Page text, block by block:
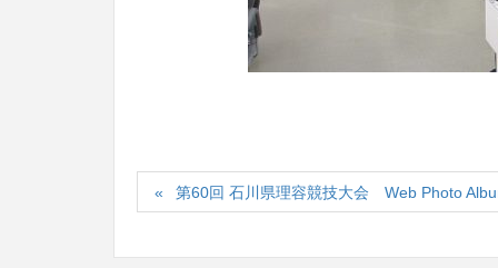
第60回 石川県理容競技大会 Web Photo